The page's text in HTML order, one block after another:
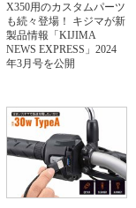
X350用のカスタムパーツ
も続々登場！ キジマが新
製品情報「KIJIMA
NEWS EXPRESS」2024
年3月号を公開